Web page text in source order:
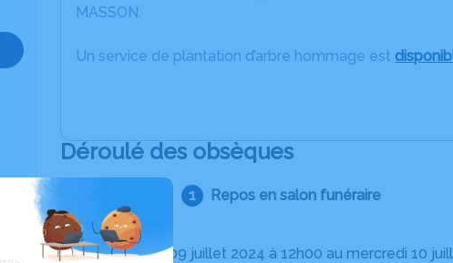
MASSON.
Un service de plantation d’arbre hommage est
Déroulé des obsèques
Repos en salon funéraire
Du mardi 09 juillet 2024 à 12h00 au mercredi 10 juillet